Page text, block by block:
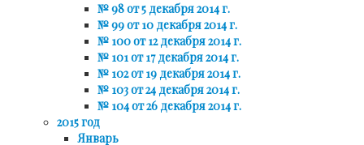
№ 98 от 5 декабря 2014 г.
№ 99 от 10 декабря 2014 г.
№ 100 от 12 декабря 2014 г.
№ 101 от 17 декабря 2014 г.
№ 102 от 19 декабря 2014 г.
№ 103 от 24 декабря 2014 г.
№ 104 от 26 декабря 2014 г.
2015 год
Январь